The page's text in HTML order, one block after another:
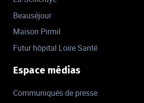
Beauséjour
Maison Pirmil
Futur hôpital Loire Santé
Espace médias
Communiqués de presse